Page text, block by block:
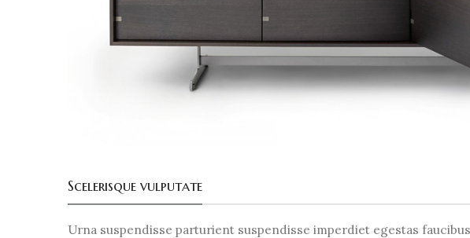
Scelerisque vulputate
Urna suspendisse parturient suspendisse imperdiet egestas